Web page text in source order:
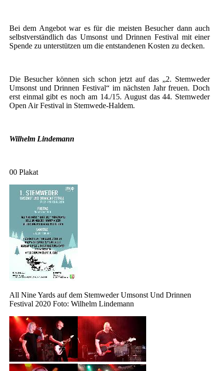
Bei dem Angebot war es für die meisten Besucher dann auch
selbstverständlich das Umsonst und Drinnen Festival mit einer
Spende zu unterstützen um die entstandenen Kosten zu decken.
Die Besucher können sich schon jetzt auf das „2. Stemweder
Umsonst und Drinnen Festival“ im nächsten Jahr freuen. Doch
erst einmal gibt es noch am 14./15. August das 44. Stemweder
Open Air Festival in Stemwede-Haldem.
Wilhelm Lindemann
00 Plakat
All Nine Yards auf dem Stemweder Umsonst Und Drinnen
Festival 2020 Foto: Wilhelm Lindemann